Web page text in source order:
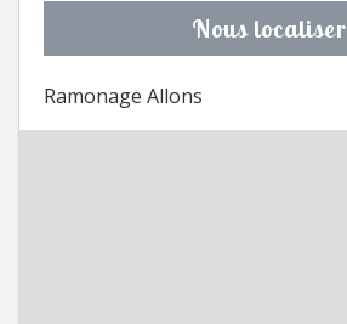
Nous localiser
Ramonage Allons